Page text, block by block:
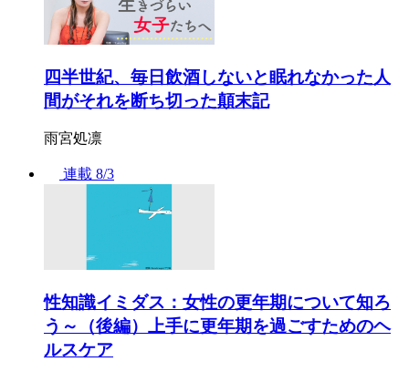
四半世紀、毎日飲酒しないと眠れなかった人
間がそれを断ち切った顛末記
雨宮処凛
連載 8/3
性知識イミダス：女性の更年期について知ろ
う～（後編）上手に更年期を過ごすためのヘ
ルスケア